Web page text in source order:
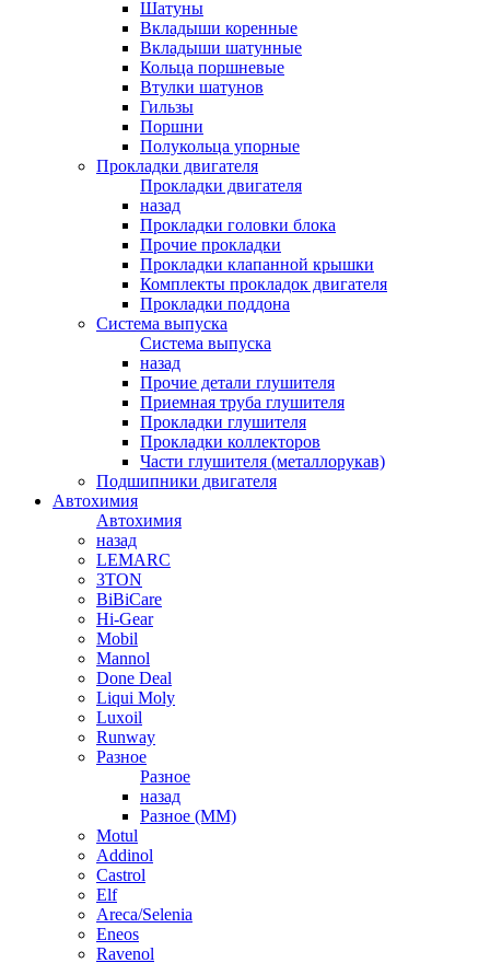
Шатуны
Вкладыши коренные
Вкладыши шатунные
Кольца поршневые
Втулки шатунов
Гильзы
Поршни
Полукольца упорные
Прокладки двигателя
Прокладки двигателя
назад
Прокладки головки блока
Прочие прокладки
Прокладки клапанной крышки
Комплекты прокладок двигателя
Прокладки поддона
Система выпуска
Система выпуска
назад
Прочие детали глушителя
Приемная труба глушителя
Прокладки глушителя
Прокладки коллекторов
Части глушителя (металлорукав)
Подшипники двигателя
Автохимия
Автохимия
назад
LEMARC
3TON
BiBiCare
Hi-Gear
Mobil
Mannol
Done Deal
Liqui Moly
Luxoil
Runway
Разное
Разное
назад
Разное (ММ)
Motul
Addinol
Castrol
Elf
Areca/Selenia
Eneos
Ravenol